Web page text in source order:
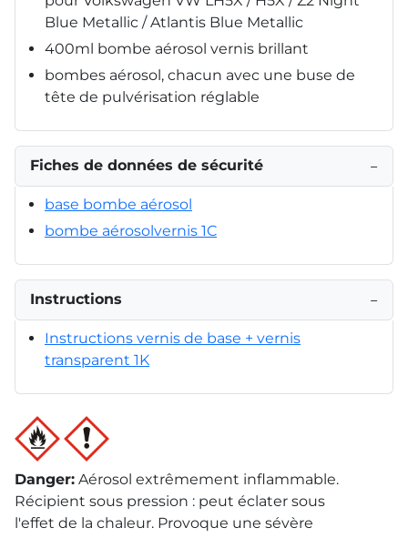
Blue Metallic / Atlantis Blue Metallic
400ml bombe aérosol vernis brillant
bombes aérosol, chacun avec une buse de
tête de pulvérisation réglable
Fiches de données de sécurité −
base bombe aérosol
bombe aérosolvernis 1C
Instructions −
Instructions vernis de base + vernis
transparent 1K
Danger: Aérosol extrêmement inflammable.
Récipient sous pression : peut éclater sous
l'effet de la chaleur. Provoque une sévère